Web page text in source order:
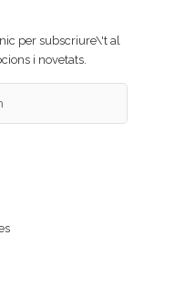
per subscriure\'t al
i novetats.